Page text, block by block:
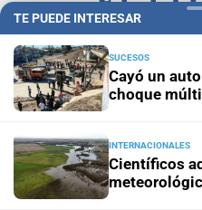
Campolitoral Revista
Podcasts Mirador Provincial
TE PUEDE INTERESAR
SUCESOS
Cayó un
choque
INTERNACIONALES
Científicos